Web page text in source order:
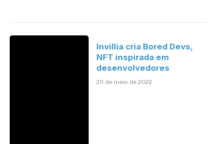
Invillia cria Bored Devs,
NFT inspirada em
desenvolvedores
20 de maio de 2022